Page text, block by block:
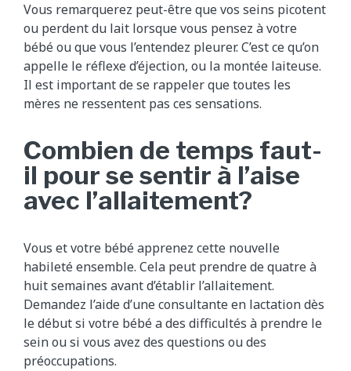
Vous remarquerez peut-être que vos seins picotent
ou perdent du lait lorsque vous pensez à votre
bébé ou que vous l’entendez pleurer. C’est ce qu’on
appelle le réflexe d’éjection, ou la montée laiteuse.
Il est important de se rappeler que toutes les
mères ne ressentent pas ces sensations.
Combien de temps faut-
il pour se sentir à l’aise
avec l’allaitement?
Vous et votre bébé apprenez cette nouvelle
habileté ensemble. Cela peut prendre de quatre à
huit semaines avant d’établir l’allaitement.
Demandez l’aide d’une consultante en lactation dès
le début si votre bébé a des difficultés à prendre le
sein ou si vous avez des questions ou des
préoccupations.